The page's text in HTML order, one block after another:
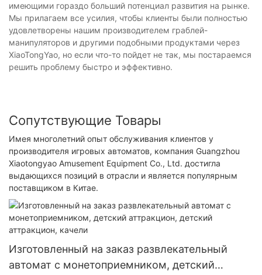
имеющими гораздо больший потенциал развития на рынке.
Мы прилагаем все усилия, чтобы клиенты были полностью
удовлетворены нашим производителем граблей-
манипуляторов и другими подобными продуктами через
XiaoTongYao, но если что-то пойдет не так, мы постараемся
решить проблему быстро и эффективно.
Сопутствующие Товары
Имея многолетний опыт обслуживания клиентов у
производителя игровых автоматов, компания Guangzhou
Xiaotongyao Amusement Equipment Co., Ltd. достигла
выдающихся позиций в отрасли и является популярным
поставщиком в Китае.
Изготовленный на заказ развлекательный
автомат с монетоприемником, детский